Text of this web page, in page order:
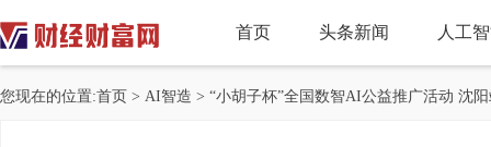
首页 头条新闻 人工
您现在的位置:首页 > AI智造 > “小胡子杯”全国数智AI公益推广活动 沈